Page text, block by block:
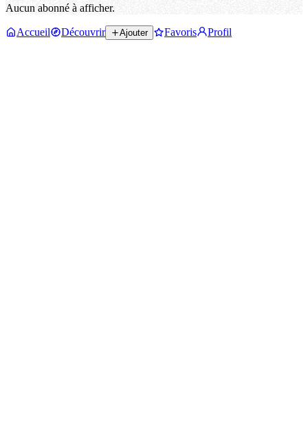
Aucun abonné à afficher.
Accueil Découvrir Ajouter Favoris Profil